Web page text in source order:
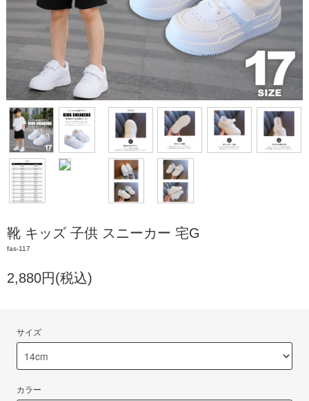
靴 キッズ 子供 スニーカー 宅G
fas-117
2,880円(税込)
サイズ
カラー